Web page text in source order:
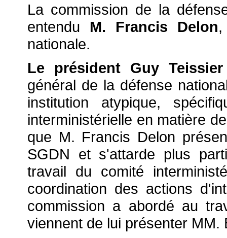
La commission de la
entendu M. Francis Delon,
nationale.
Le président Guy Teissier
général de la défense
institution atypique,
interministérielle en matière
que M. Francis Delon
SGDN et s'attarde plus
travail du comité
coordination des actions
commission a abordé au
viennent de lui présenter